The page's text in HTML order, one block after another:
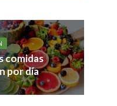
comidas
por día